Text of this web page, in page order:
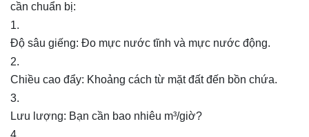
cần chuẩn bị:
Độ sâu giếng: Đo mực nước tĩnh và mực nước động.
Chiều cao đẩy: Khoảng cách từ mặt đất đến bồn chứa.
Lưu lượng: Bạn cần bao nhiêu m³/giờ?